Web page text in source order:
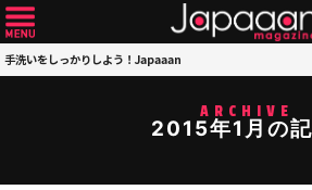
手洗いをしっかりしよう！Japaaan
ARCHIVE
2015年1月の